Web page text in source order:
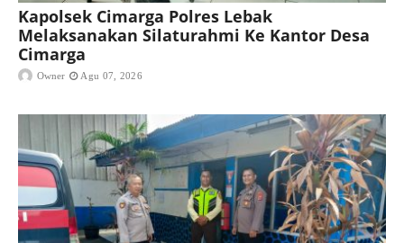
Kapolsek Cimarga Polres Lebak
Melaksanakan Silaturahmi Ke Kantor Desa
Cimarga
Owner Agu 07, 2026